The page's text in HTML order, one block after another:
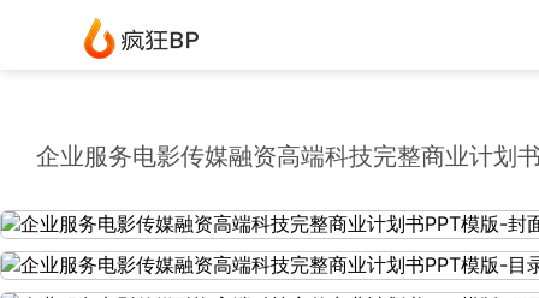
企业服务电影传媒融资高端科技完整商业计划